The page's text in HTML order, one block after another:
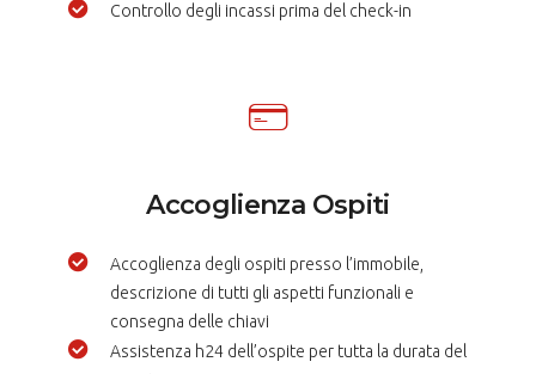
Controllo degli incassi prima del check-in
Accoglienza Ospiti
Accoglienza degli ospiti presso l’immobile,
descrizione di tutti gli aspetti funzionali e
consegna delle chiavi
Assistenza h24 dell’ospite per tutta la durata del